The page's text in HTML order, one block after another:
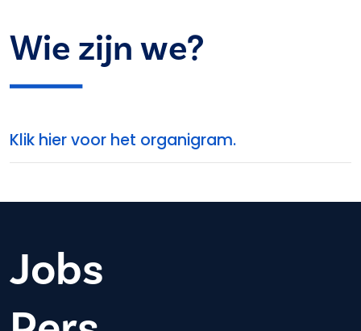
Wie zijn we?
Klik hier voor het organigram.
Jobs